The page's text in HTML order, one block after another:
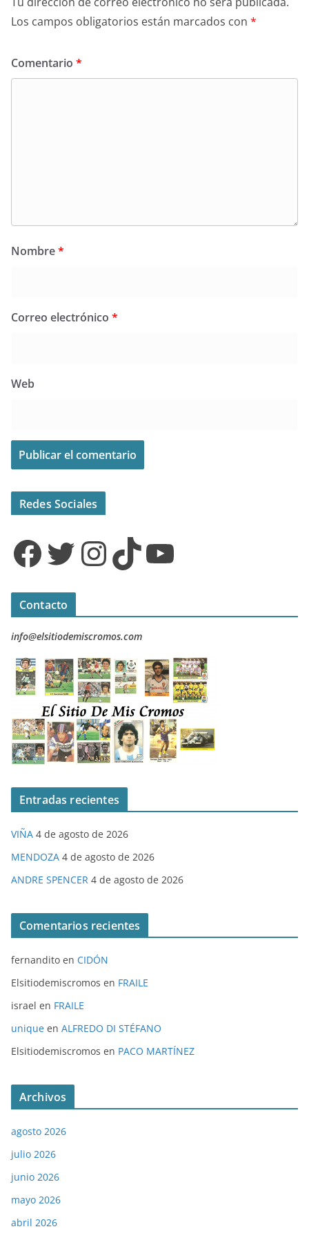
Los campos obligatorios están marcados con *
Comentario *
Nombre*
Correo electrónico *
Web
Redes Sociales
Facebook Twitter InstagramTikTok YouTube
Contacto
info@elsitiodemiscromos.com
Entradas recientes
VIÑA 4 de agosto de 2026
MENDOZA 4 de agosto de 2026
ANDRE SPENCER 4 de agosto de 2026
Comentarios recientes
fernandito en CIDÓN
Elsitiodemiscromos en FRAILE
israel en FRAILE
unique en ALFREDO DI STÉFANO
Elsitiodemiscromos en PACO MARTÍNEZ
Archivos
agosto 2026
julio 2026
junio 2026
mayo 2026
abril 2026